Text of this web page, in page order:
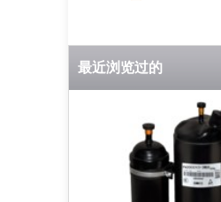
最近浏览过的